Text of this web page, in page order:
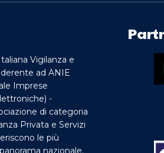
Vigilanza e
ad ANIE
Imprese
-
di categoria
Privata e Servizi
le più
nazionale.